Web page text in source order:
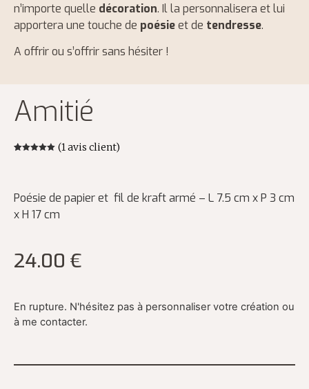
n’importe quelle décoration. Il la personnalisera et lui
apportera une touche de poésieet de tendresse.
A offrir ou s’offrir sans hésiter !
Amitié
(1 avis client)
Poésie de papier et fil de kraft armé – L 7.5 cm x P 3 cm
x H 17 cm
24.00 €
En rupture. N'hésitez pas à personnaliser votre création ou
à me contacter.